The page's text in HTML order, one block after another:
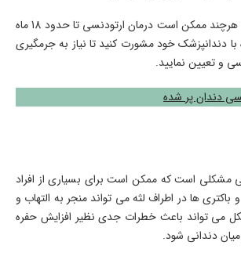
بخاطر داشته باشید که هرچند ممکن است درمان ارتودنسی تا حدود 18 ماه
دندانپزشک خود مشورت کنید تا نیاز به جرمگیری
و تعیین نمایید.
دندان پر شده
مشکلی است که ممکن است برای بسیاری از افراد
ها در اطراف لثه می تواند منجر به التهاب و
می ‌تواند باعث خطرات جدی نظیر افزایش حفره
دندانی شود.